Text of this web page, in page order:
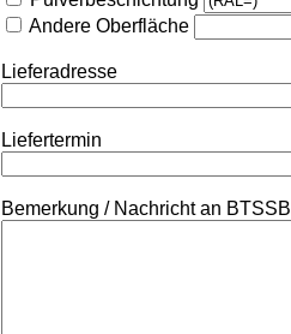
Andere Oberfläche
Lieferadresse
Liefertermin
Bemerkung / Nachricht an BTSSB